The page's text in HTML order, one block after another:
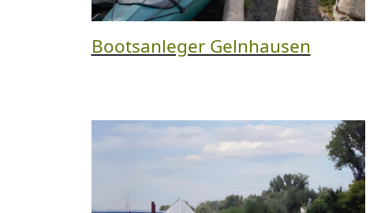
Bootsanleger Gelnhausen